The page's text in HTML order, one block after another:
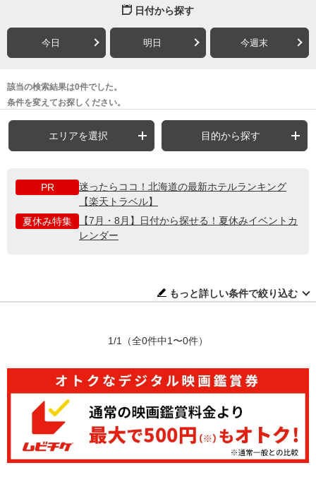
日付から探す
今日 明日 今週末
該当の検索結果は0件でした。
条件を変えてお探しください。
エリアを選択 目的から探す
PR
迷ったらココ！北海道の最新ホテルランキング
【楽天トラベル】
夏休み特集
【7月・8月】日付から探せる！夏休みイベントカ
レンダー
もっと詳しい条件で絞り込む
1/1 （全0件中1〜0件）